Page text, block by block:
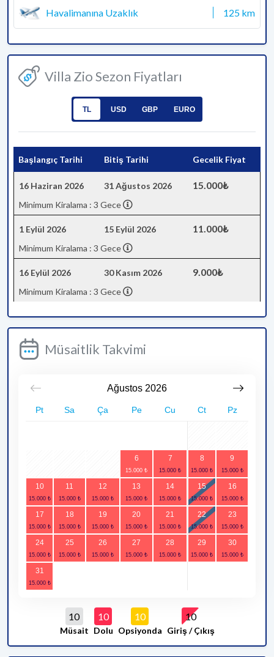
Havalimanına Uzaklık 125 km
Villa Zio Sezon Fiyatları
TL USD GBP EURO
Başlangıç Tarihi Bitiş Tarihi Gecelik Fiyat
16 Haziran 2026 31 Ağustos 2026 15.000₺
Minimum Kiralama : 3 Gece
1 Eylül 2026 15 Eylül 2026 11.000₺
Minimum Kiralama : 3 Gece
16 Eylül 2026 30 Kasım 2026 9.000₺
Minimum Kiralama : 3 Gece
Müsaitlik Takvimi
Ağustos 2026
Pt Sa Ça Pe Cu Ct Pz
6 7 8 9
10 11 12 13 14 15 16
17 18 19 20 21 22 23
24 25 26 27 28 29 30
31
10
Müsait
10
Dolu
10
Opsiyonda
10
Giriş / Çıkış